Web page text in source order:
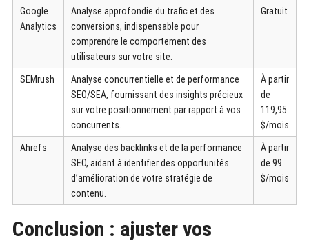
Google
Analytics
Analyse approfondie du trafic et des
conversions, indispensable pour
comprendre le comportement des
utilisateurs sur votre site.
Gratuit
SEMrush
Analyse concurrentielle et de performance
SEO/SEA, fournissant des insights précieux
sur votre positionnement par rapport à vos
concurrents.
À partir
de
119,95
$/mois
Ahrefs
Analyse des backlinks et de la performance
SEO, aidant à identifier des opportunités
d’amélioration de votre stratégie de
contenu.
À partir
de 99
$/mois
Conclusion : ajuster vos